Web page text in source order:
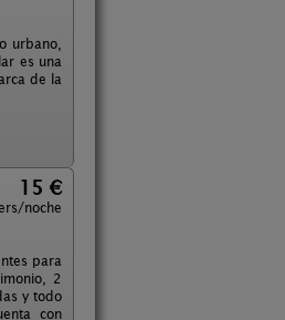
urbano,
es una
de la
15 €
noche
para
2
y todo
con